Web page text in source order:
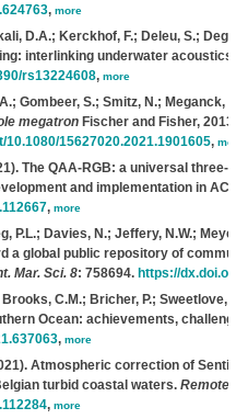
, more
D.A.; Kerckhof, F.; Deleu, S.;
interlinking underwater
rs13224608, more
Gombeer, S.; Smitz, N.; Meganck,
megatronFischer and Fisher,
10.1080/15627020.2021.1901605,
The QAA-RGB: a universal
and implementation in
, more
P.L.; Davies, N.; Jeffery, N.W.;
a global public repository of
Mar. Sci. 8: 758694. https://
C.M.; Bricher, P.; Sweetlove,
Ocean: achievements,
, more
Atmospheric correction of
turbid coastal waters. Remote
, more